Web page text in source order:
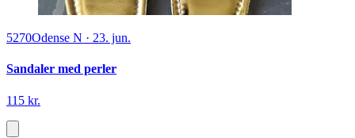
5270Odense N · 23. jun.
Sandaler med perler
115 kr.